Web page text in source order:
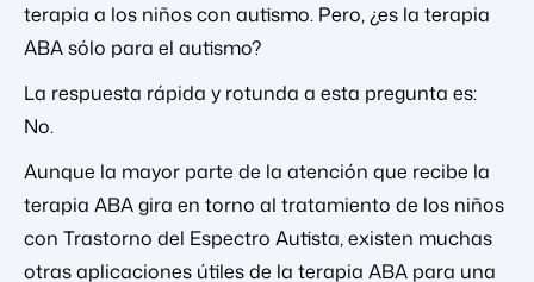
terapia a los niños con autismo. Pero, ¿es la terapia
ABA sólo para el autismo?
La respuesta rápida y rotunda a esta pregunta es:
No.
Aunque la mayor parte de la atención que recibe la
terapia ABA gira en torno al tratamiento de los niños
con Trastorno del Espectro Autista, existen muchas
otras aplicaciones útiles de la terapia ABA para una